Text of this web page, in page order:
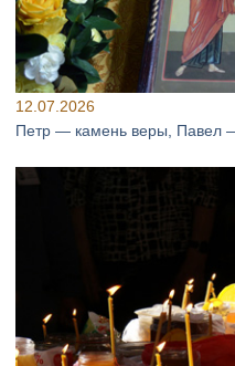
12.07.2026
Петр — камень веры, Павел